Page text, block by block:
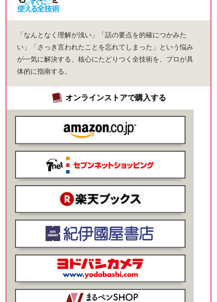
「なんとなく理解が浅い」「話の要点を的確につかみた
い」「さっき言われたことを忘れてしまった」という悩み
が一気に解決する、核心にたどりつく全技術を、プロが具
体的に指南する。
オンラインストアで購入する